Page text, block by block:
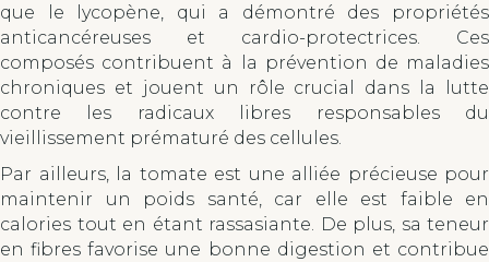
que le lycopène, qui a démontré des propriétés
anticancéreuses et cardio-protectrices. Ces
composés contribuent à la prévention de maladies
chroniques et jouent un rôle crucial dans la lutte
contre les radicaux libres responsables du
vieillissement prématuré des cellules.
Par ailleurs, la tomate est une alliée précieuse pour
maintenir un poids santé, car elle est faible en
calories tout en étant rassasiante. De plus, sa teneur
en fibres favorise une bonne digestion et contribue